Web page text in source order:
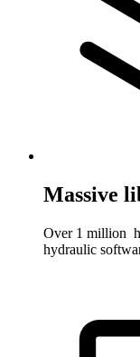
Massive
Over 1 million
hydraulic